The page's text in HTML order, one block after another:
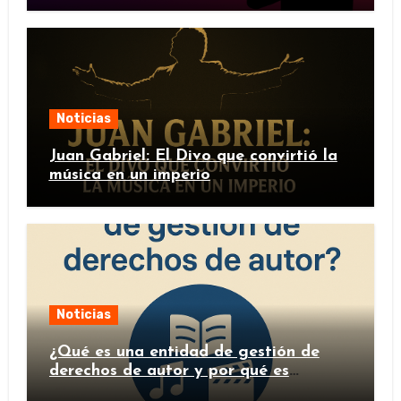
Noticias
Juan Gabriel: El Divo que convirtió la
música en un imperio
Noticias
¿Qué es una entidad de gestión de
derechos de autor y por qué es
importante?